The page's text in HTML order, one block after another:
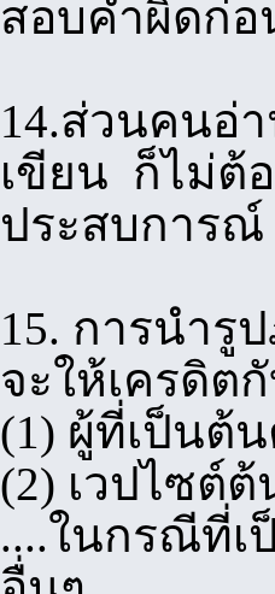
สอบคำผิดก่
14.ส่วนคนอ่
เขียน ก็ไม่ต้
ประสบการ
15. การนำรู
จะให้เครดิต
(1) ผู้ที่เป็นต้
(2) เวปไซต์
....ในกรณีที่เ